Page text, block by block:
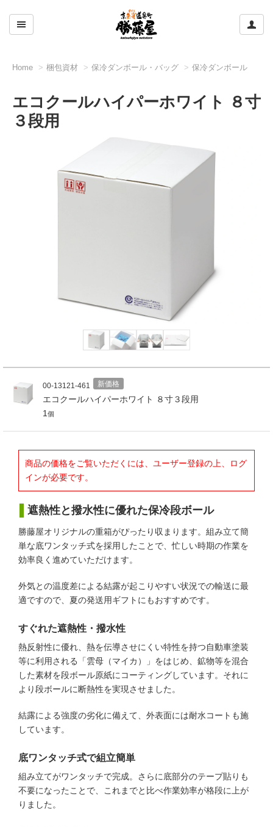
ここをクリックして左のメニューを開閉する
Home 梱包資材 保冷ダンボール・バッグ 保冷ダンボール
エコクールハイパーホワイト ８寸
３段用
00-13121-461 新価格
エコクールハイパーホワイト ８寸３段用
1個
商品の価格をご覧いただくには、ユーザー登録の上、ログ
インが必要です。
遮熱性と撥水性に優れた保冷段ボール
勝藤屋オリジナルの重箱がぴったり収まります。組み立て簡
単な底ワンタッチ式を採用したことで、忙しい時期の作業を
効率良く進めていただけます。
外気との温度差による結露が起こりやすい状況での輸送に最
適ですので、夏の発送用ギフトにもおすすめです。
すぐれた遮熱性・撥水性
熱反射性に優れ、熱を伝導させにくい特性を持つ自動車塗装
等に利用される「雲母（マイカ）」をはじめ、鉱物等を混合
した素材を段ボール原紙にコーティングしています。それに
より段ボールに断熱性を実現させました。
結露による強度の劣化に備えて、外表面には耐水コートも施
しています。
底ワンタッチ式で組立簡単
組み立てがワンタッチで完成。さらに底部分のテープ貼りも
不要になったことで、これまでと比べ作業効率が格段に上が
りました。